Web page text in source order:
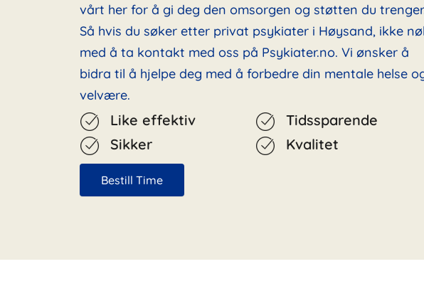
vårt her for å gi deg den omsorgen og støtten du
Så hvis du søker etter privat psykiater i Høysand, ikke nøl
med å ta kontakt med oss på Psykiater.no. Vi ønsker å
bidra til å hjelpe deg med å forbedre din mentale helse
velvære.
Like effektiv
Tidssparende
Sikker
Kvalitet
Bestill Time